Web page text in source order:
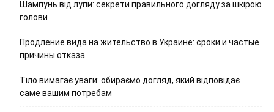
Шампунь від лупи: секрети правильного догляду за шкірою
голови
Продление вида на жительство в Украине: сроки и частые
причины отказа
Тіло вимагає уваги: обираємо догляд, який відповідає
саме вашим потребам